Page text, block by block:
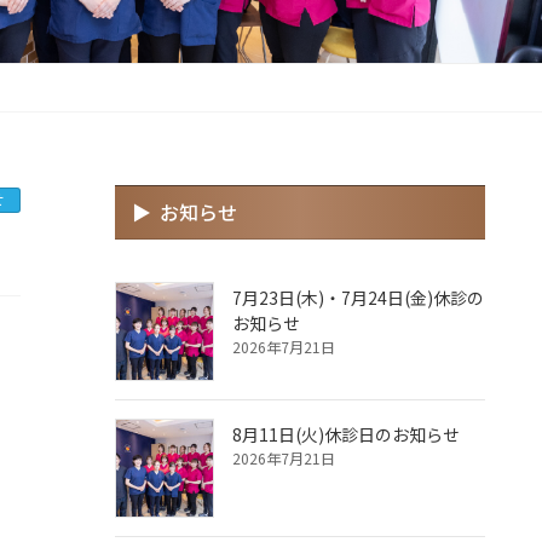
お知らせ
7月23日(木)・7月24日(金)休診の
お知らせ
2026年7月21日
8月11日(火)休診日のお知らせ
2026年7月21日